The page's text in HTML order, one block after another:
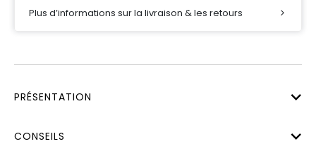
Plus d’informations sur la livraison & les retours
PRÉSENTATION
CONSEILS